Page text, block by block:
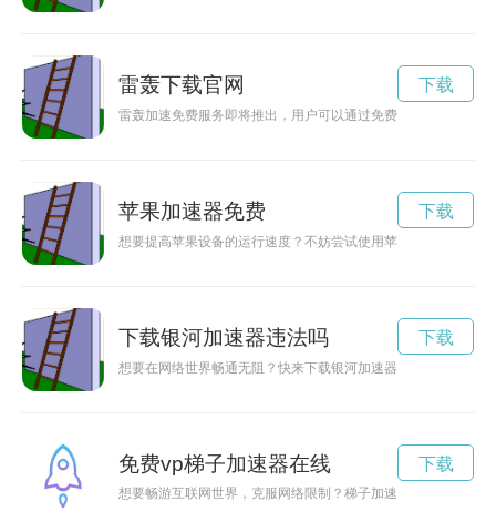
雷轰下载官网
雷轰加速免费服务即将推出，用户可以通过免费获取更快的网
下载
苹果加速器免费
想要提高苹果设备的运行速度？不妨尝试使用苹果加速器iOS下
下载
下载银河加速器违法吗
想要在网络世界畅通无阻？快来下载银河加速器app，让你的
下载
免费vp梯子加速器在线
想要畅游互联网世界，克服网络限制？梯子加速器在线为您提
下载